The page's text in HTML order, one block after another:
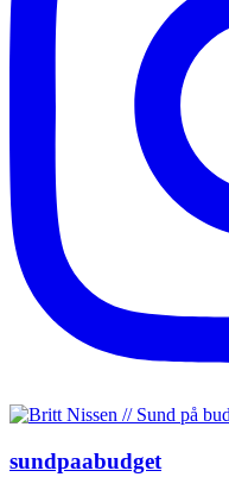
sundpaabudget